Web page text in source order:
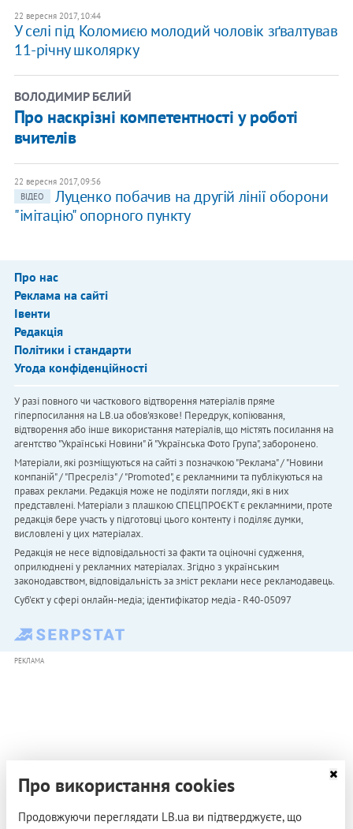
22 вересня 2017, 10:44
У селі під Коломиєю молодий чоловік зґвалтував
11-річну школярку
ВОЛОДИМИР БЄЛИЙ
Про наскрізні компетентності у роботі
вчителів
22 вересня 2017, 09:56
ВІДЕО
Луценко побачив на другій лінії оборони
"імітацію" опорного пункту
Про нас
Реклама на сайті
Івенти
Редакція
Політики і стандарти
Угода конфіденційності
У разі повного чи часткового відтворення матеріалів пряме
гіперпосилання на LB.ua обов'язкове! Передрук, копіювання,
відтворення або інше використання матеріалів, що містять посилання на
агентство "Українськi Новини" й "Українська Фото Група", заборонено.
Матеріали, які розміщуються на сайті з позначкою "Реклама" / "Новини
компаній" / "Пресреліз" / "Promoted", є рекламними та публікуються на
правах реклами. Редакція може не поділяти погляди, які в них
представлені. Матеріали з плашкою СПЕЦПРОЄКТ є рекламними, проте
редакція бере участь у підготовці цього контенту і поділяє думки,
висловлені у цих матеріалах.
Редакція не несе відповідальності за факти та оціночні судження,
оприлюднені у рекламних матеріалах. Згідно з українським
законодавством, відповідальність за зміст реклами несе рекламодавець.
Cуб'єкт у сфері онлайн-медіа; ідентифікатор медіа - R40-05097
РЕКЛАМА
Про використання cookies
Продовжуючи переглядати LB.ua ви підтверджуєте, що